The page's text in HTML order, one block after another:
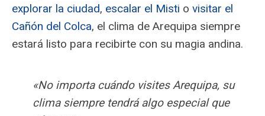
explorar la ciudad, escalar el Misti o visitar el
Cañón del Colca, el clima de Arequipa siempre
estará listo para recibirte con su magia andina.
«No importa cuándo visites Arequipa, su
clima siempre tendrá algo especial que